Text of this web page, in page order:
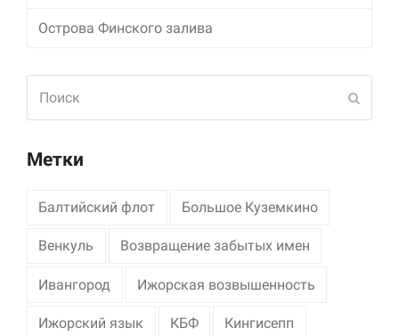
Острова Финского залива
Метки
Балтийский флот Большое Куземкино
Венкуль Возвращение забытых имен
Ивангород Ижорская возвышенность
Ижорский язык КБФ Кингисепп